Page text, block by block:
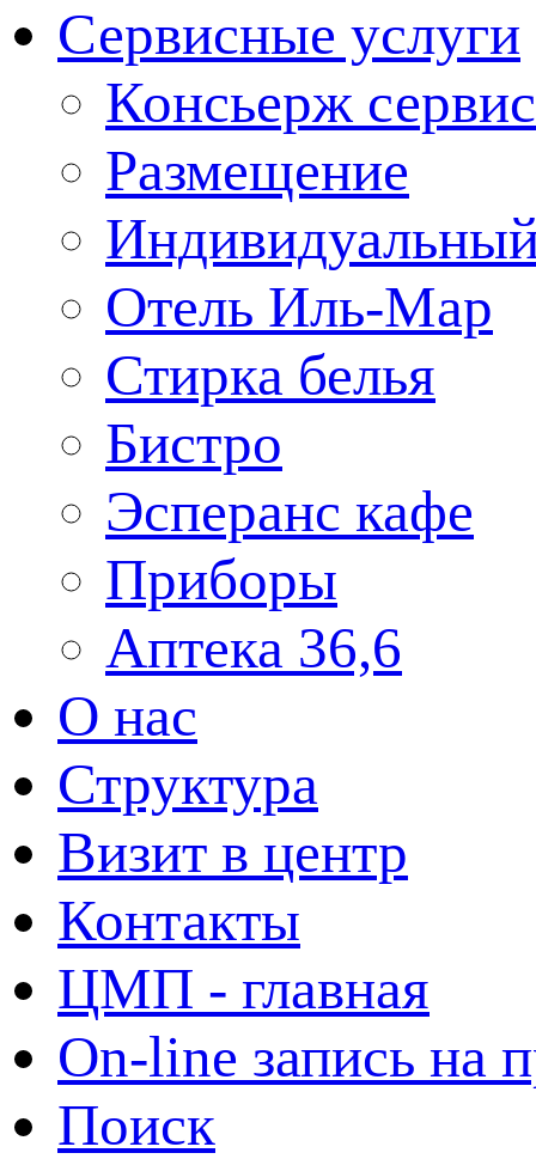
Сервисные услуги
Консьерж сервис
Размещение
Отель Иль-Мар
Стирка белья
Бистро
Эсперанс кафе
Приборы
Аптека 36,6
О нас
Структура
Визит в центр
Контакты
ЦМП - главная
On-line запись на
Поиск